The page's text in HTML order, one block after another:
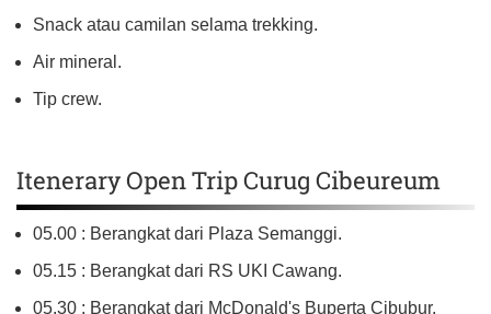
Snack atau camilan selama trekking.
Air mineral.
Tip crew.
Itenerary Open Trip Curug Cibeureum
05.00 : Berangkat dari Plaza Semanggi.
05.15 : Berangkat dari RS UKI Cawang.
05.30 : Berangkat dari McDonald's Buperta Cibubur.